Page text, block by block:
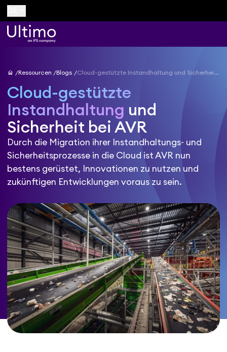
home Ressourcen Blogs Cloud-gestützte Instandhaltung und Sicherheit bei AVR
Cloud-gestützte
Instandhaltung und
Sicherheit bei AVR
Durch die Migration ihrer Instandhaltungs- und
Sicherheitsprozesse in die Cloud ist AVR nun
bestens gerüstet, Innovationen zu nutzen und
zukünftigen Entwicklungen voraus zu sein.